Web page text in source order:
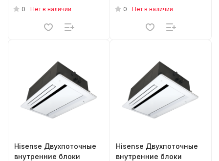
18UXJSGA
0 Нет в наличии
27UXJSGA
0 Нет в наличии
Hisense Двухпоточные
внутренние блоки
Hisense Двухпоточные
внутренние блоки